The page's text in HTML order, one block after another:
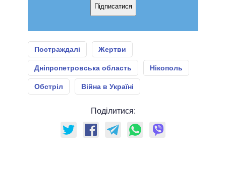
Підписатися
Постраждалі Жертви
Дніпропетровська область Нікополь
Обстріл Війна в Україні
Поділитися: